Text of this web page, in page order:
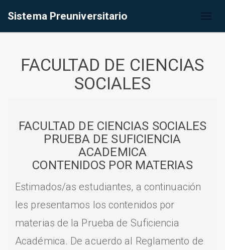
Sistema Preuniversitario
FACULTAD DE CIENCIAS
SOCIALES
FACULTAD DE CIENCIAS SOCIALES
PRUEBA DE SUFICIENCIA
ACADEMICA
CONTENIDOS POR MATERIAS
Estimados/as estudiantes, a continuación
les presentamos los contenidos por
materias de la Prueba de Suficiencia
Académica. De acuerdo al Reglamento de